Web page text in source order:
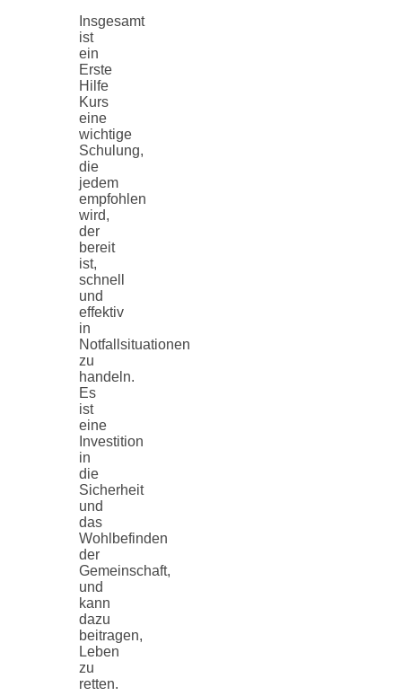
Insgesamt
ist
ein
Erste
Hilfe
Kurs
eine
wichtige
Schulung,
die
jedem
empfohlen
wird,
der
bereit
ist,
schnell
und
effektiv
in
Notfallsituationen
zu
handeln.
Es
ist
eine
Investition
in
die
Sicherheit
und
das
Wohlbefinden
der
Gemeinschaft,
und
kann
dazu
beitragen,
Leben
zu
retten.